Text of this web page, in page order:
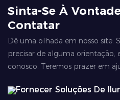
Sinta-Se À
Contatar
Dê uma olhada em nosso site.
precisar de alguma
conosco. Teremos prazer em
Fornecer Soluções De